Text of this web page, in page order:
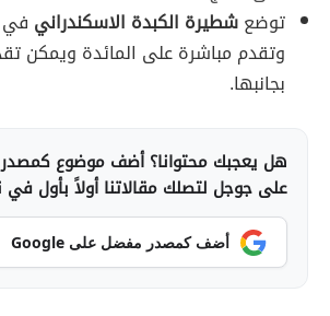
توضعشطيرة الكبدة الاسكندراني في
وتقدم مباشرة على المائدة ويمكن
بجانبها.
هل يعجبك محتوانا؟ أضف موضوع
على جوجل لتصلك مقالاتنا أولاً بأول في
أضف كمصدر مفضل على Google